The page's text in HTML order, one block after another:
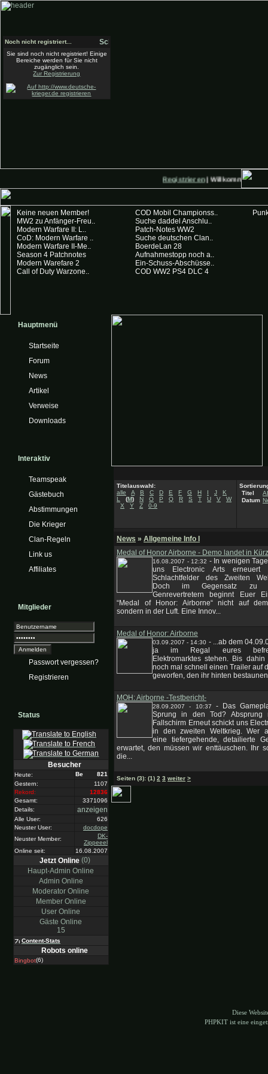
Registrieren| Willkommen auf
Keine neuen Member!
MW2 zu Anfänger-Freu..
Modern Warfare II: L..
CoD: Modern Warfare ..
Modern Warfare II-Me..
Season 4 Patchnotes
Modern Warefare 2
Call of Duty Warzone..
COD Mobil Championss..
Suche daddel Anschlu..
Patch-Notes WW2
Suche deutschen Clan..
BoerdeLan 28
Aufnahmestopp noch a..
Ein-Schuss-Abschüsse..
COD WW2 PS4 DLC 4
Hauptmenü
Startseite
Forum
News
Artikel
Verweise
Downloads
Interaktiv
Teamspeak
Gästebuch
Abstimmungen
Die Krieger
Clan-Regeln
Link us
Affiliates
Mitglieder
Passwort vergessen?
Registrieren
Status
Besucher
Heute:
821
Gestern:
1107
Rekord:
12836
Gesamt:
3371096
Details:
anzeigen
Alle User:
626
Neuster User:
docdope
Neuster Member:
DK-
Zippeeel
Online seit:
16.08.2007
Jetzt Online (0)
Haupt-Admin Online
Admin Online
Moderator Online
Member Online
User Online
Gäste Online
15
Content-Stats
Robots online
Bingbot(6)
Titelauswahl:
alle
A B C D E F G H I J
K
L
(M) N O P Q R S T U V
W
X
Y Z 0-9
Titel
Datum
News » Allgemeine Info I
Medal of Honor Airborne - Demo landet in
16.08.2007 - 12:32 - In wenigen
uns Electronic Arts
Schlachtfelder des Zweiten
Doch im Gegensatz zu
Genrevertretern beginnt Euer
“Medal of Honor: Airborne“ nicht auf
sondern in der Luft. Eine Innov...
Medal of Honor: Airborne
03.09.2007 - 14:30 - ...ab dem
ja im Regal eures
Elektromarktes stehen. Bis
noch mal schnell einen Trailer auf
geworfen, den ihr hinten
MOH: Airborne -Testbericht-
28.09.2007 - 10:37 -
Das
Sprung in den Tod? Absprung
Fallschirm Erneut schickt uns
in den zweiten Weltkrieg. Wer
eine tiefergehende, detailierte
erwartet, den müssen wir enttäuschen. Ihr
die...
Seiten (3): (1) 2 3 weiter >
Noch nicht registriert...
Sie sind noch nicht registriert! Einige
Bereiche werden für Sie nicht
zugänglich sein.
Zur Registrierung
Diese
PHPKIT ist eine